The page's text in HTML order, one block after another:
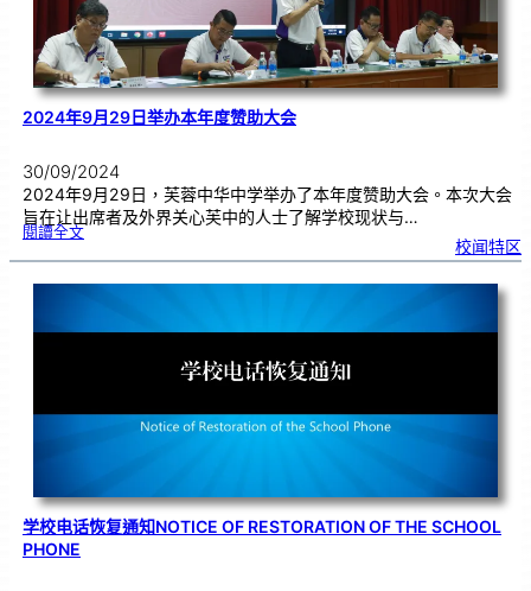
2024年9月29日举办本年度赞助大会
30/09/2024
2024年9月29日，芙蓉中华中学举办了本年度赞助大会。本次大会
旨在让出席者及外界关心芙中的人士了解学校现状与…
閱讀全文:
2
2
4
9
月
办
校闻特区
学校电话恢复通知NOTICE OF RESTORATION OF THE SCHOOL
PHONE